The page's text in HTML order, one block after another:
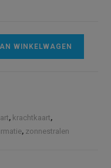
WINKELWAGEN
, krachtkaart,
, zonnestralen